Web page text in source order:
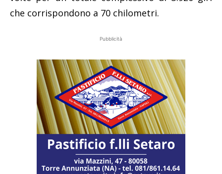
che corrispondono a 70 chilometri.
Pubblicità